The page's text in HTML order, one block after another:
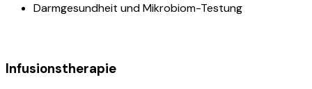
Darmgesundheit und Mikrobiom-Testung
Infusionstherapie